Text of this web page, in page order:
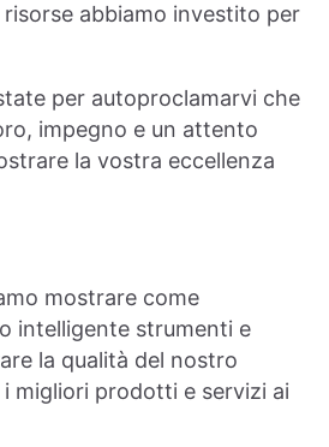
abbiamo investito per
per autoproclamarvi che
impegno e un attento
la vostra eccellenza
mostrare come
intelligente strumenti e
la qualità del nostro
migliori prodotti e servizi ai